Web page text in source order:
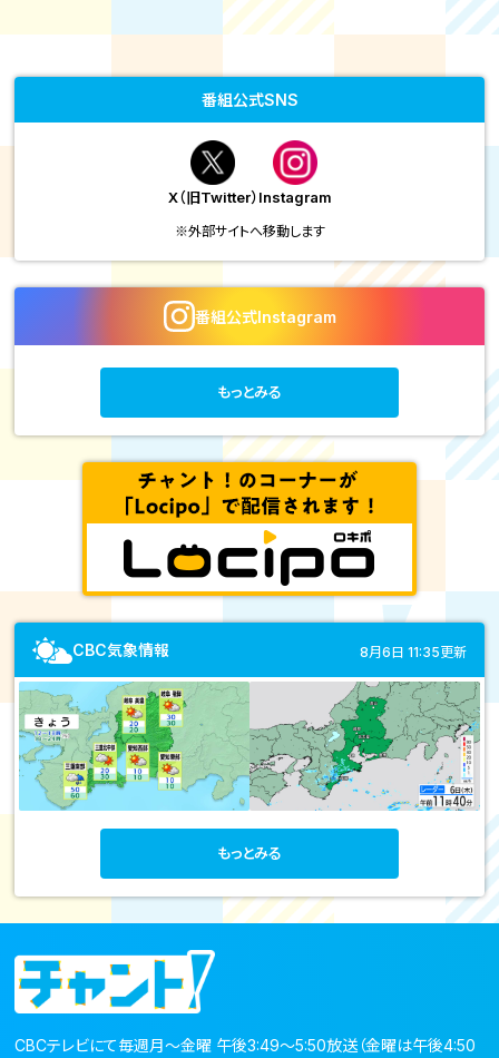
番組公式SNS
X（旧Twitter）Instagram
※外部サイトへ移動します
番組公式Instagram
もっとみる
CBC気象情報 8月6日 11:35更新
もっとみる
CBCテレビにて毎週月～金曜 午後3:49～5:50放送（金曜は午後4:50